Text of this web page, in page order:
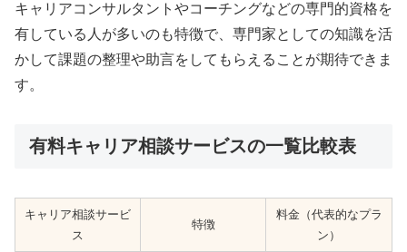
キャリアコンサルタントやコーチングなどの専門的資格を
有している人が多いのも特徴で、専門家としての知識を活
かして課題の整理や助言をしてもらえることが期待できま
す。
有料キャリア相談サービスの一覧比較表
キャリア相談サービ
ス
特徴
料金（代表的なプラ
ン）